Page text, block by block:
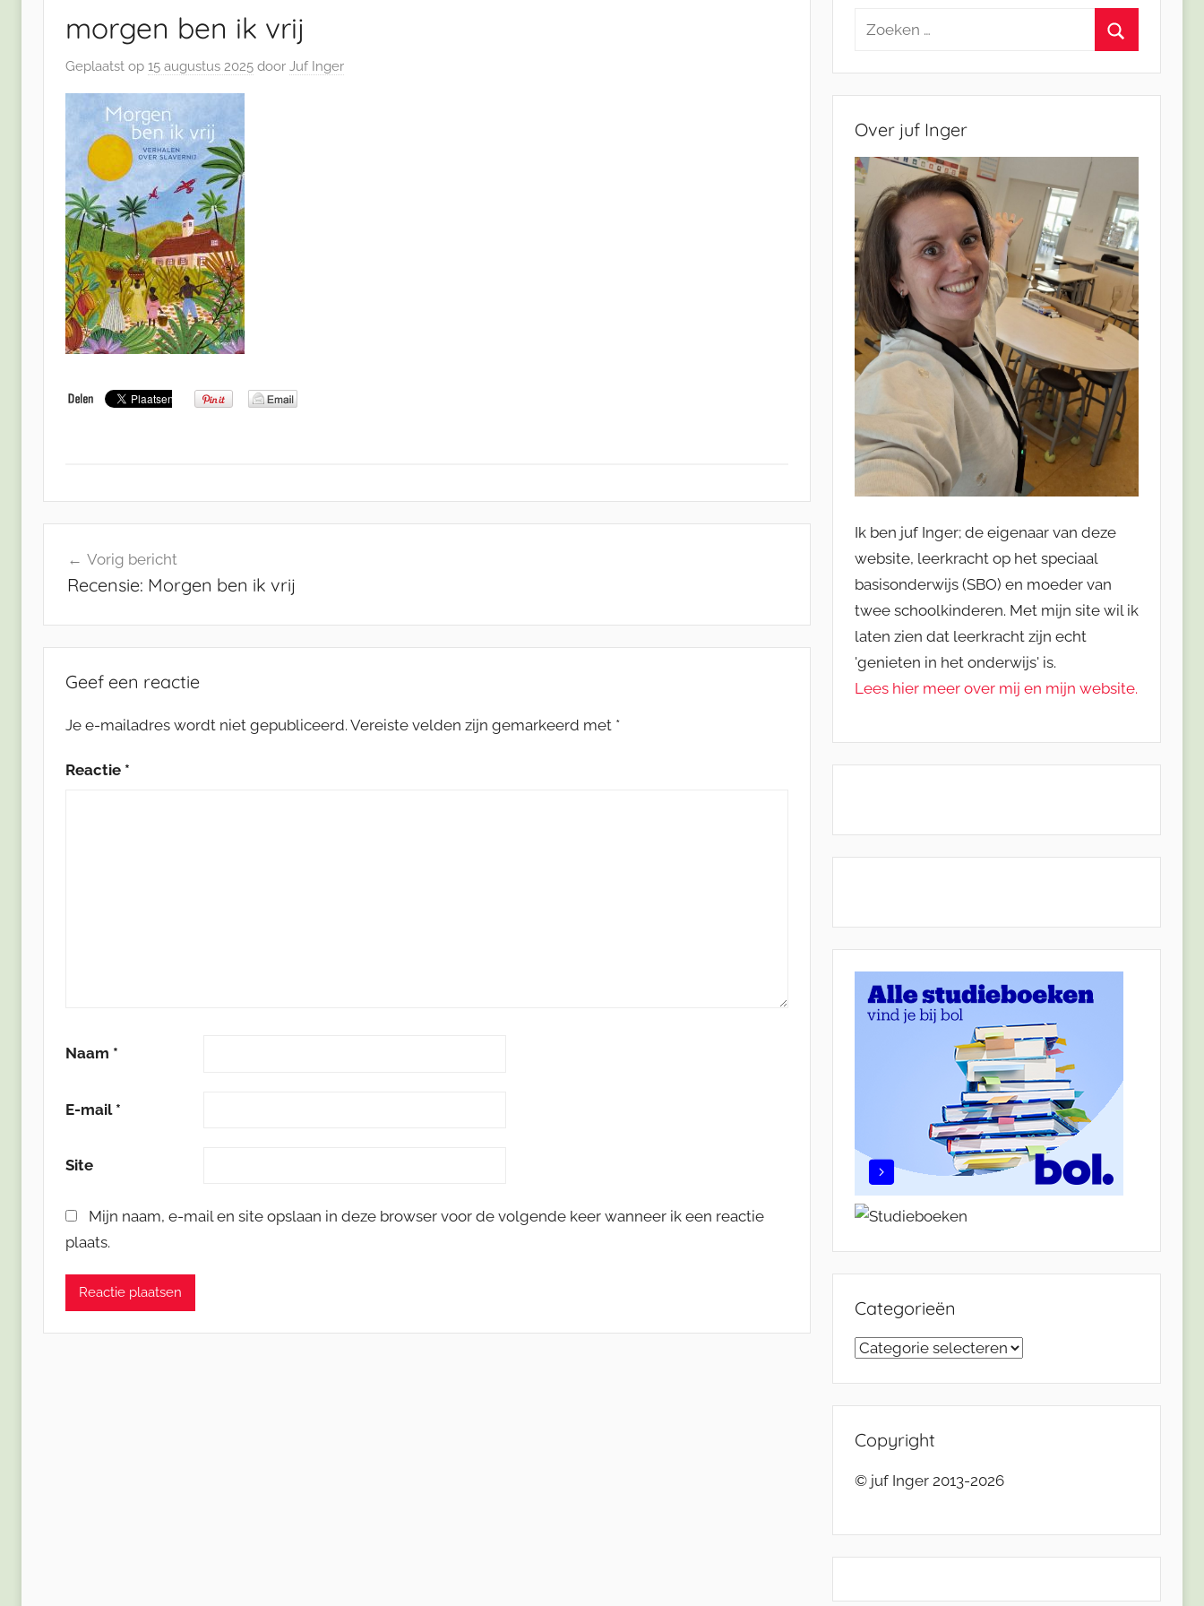
morgen ben ik vrij
Geplaatst op 15 augustus 2025 door Juf Inger
navigatie
Vorig bericht
Recensie: Morgen ben ik vrij
Geef een reactie
Je e-mailadres wordt niet gepubliceerd. Vereiste velden zijn gemarkeerd met *
Reactie *
Naam *
E-mail *
Site
Mijn naam, e-mail en site opslaan in deze browser voor de volgende keer wanneer ik een reactie
plaats.
Zoeken
Over juf Inger
Ik ben juf Inger; de eigenaar van deze
website, leerkracht op het speciaal
basisonderwijs (SBO) en moeder van
twee schoolkinderen. Met mijn site wil ik
laten zien dat leerkracht zijn echt
'genieten in het onderwijs' is.
Lees hier meer over mij en mijn website.
Categorieën
Categorieën
Copyright
© juf Inger 2013-2026